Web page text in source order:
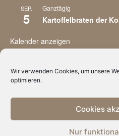
Wir verwenden Cookies, um unsere
optimieren.
Cookies
Nur
SEP.
5
Ganztägig
Kartoffelbraten der
Kalender anzeigen
Cookie-